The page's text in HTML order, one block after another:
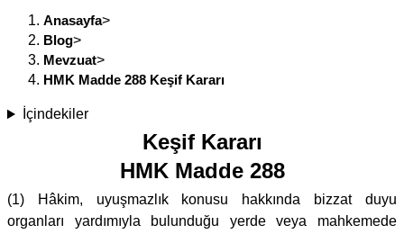
Anasayfa>
Blog>
Mevzuat>
HMK Madde 288 Keşif Kararı
İçindekiler
Keşif Kararı
HMK Madde 288
(1) Hâkim, uyuşmazlık konusu hakkında bizzat duyu
organları yardımıyla bulunduğu yerde veya mahkemede